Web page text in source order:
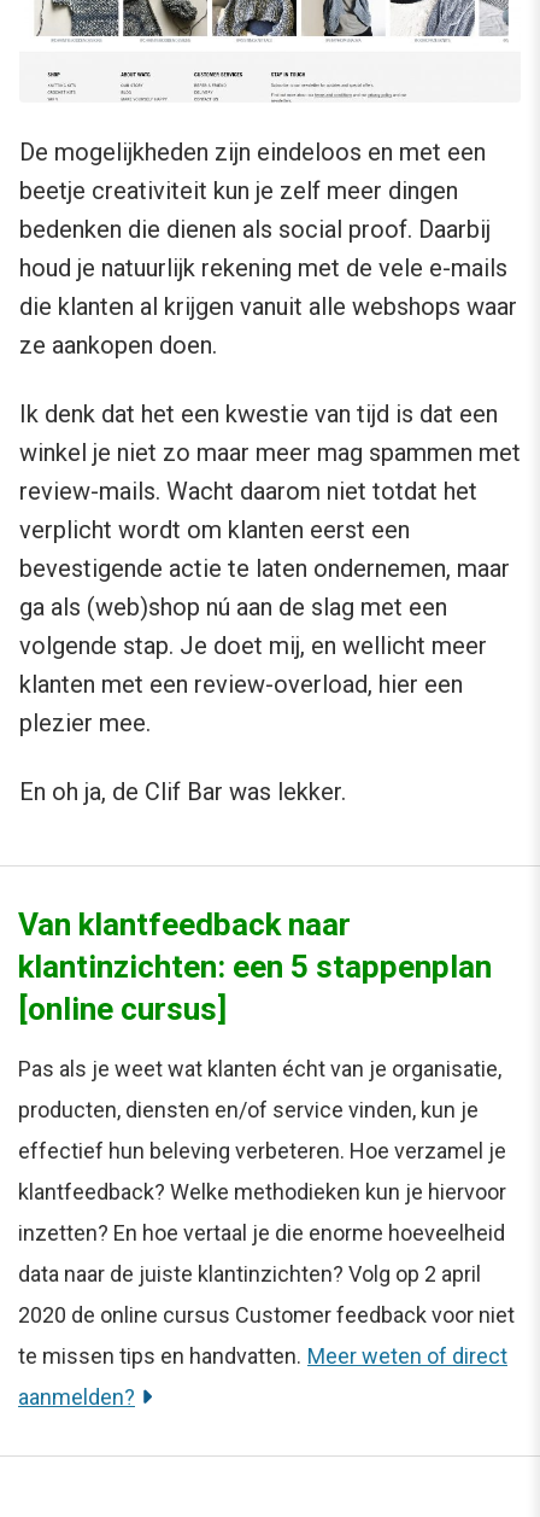
De mogelijkheden zijn eindeloos en met een
beetje creativiteit kun je zelf meer dingen
bedenken die dienen als social proof. Daarbij
houd je natuurlijk rekening met de vele e-mails
die klanten al krijgen vanuit alle webshops waar
ze aankopen doen.
Ik denk dat het een kwestie van tijd is dat een
winkel je niet zo maar meer mag spammen met
review-mails. Wacht daarom niet totdat het
verplicht wordt om klanten eerst een
bevestigende actie te laten ondernemen, maar
ga als (web)shop nú aan de slag met een
volgende stap. Je doet mij, en wellicht meer
klanten met een review-overload, hier een
plezier mee.
En oh ja, de Clif Bar was lekker.
Van klantfeedback naar
klantinzichten: een 5 stappenplan
[online cursus]
Pas als je weet wat klanten écht van je organisatie,
producten, diensten en/of service vinden, kun je
effectief hun beleving verbeteren. Hoe verzamel je
klantfeedback? Welke methodieken kun je hiervoor
inzetten? En hoe vertaal je die enorme hoeveelheid
data naar de juiste klantinzichten? Volg op 2 april
2020 de online cursus Customer feedback voor niet
te missen tips en handvatten. Meer weten of direct
aanmelden?